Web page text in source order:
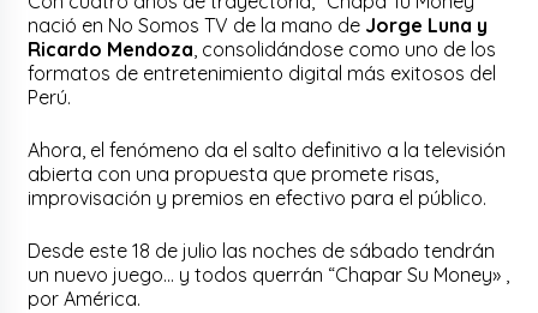
nació en No Somos TV de la mano de Jorge Luna y
Ricardo Mendoza , consolidándose como uno de los
formatos de entretenimiento digital más exitosos del
Perú.
Ahora, el fenómeno da el salto definitivo a la televisión
abierta con una propuesta que promete risas,
improvisación y premios en efectivo para el público.
Desde este 18 de julio las noches de sábado tendrán
un nuevo juego… y todos querrán “Chapar Su Money» ,
por América.